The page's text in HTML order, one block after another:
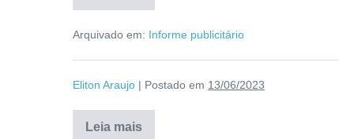
Arquivado em: Informe publicitário
Eliton Araujo | Postado em 13/06/2023
Leia mais